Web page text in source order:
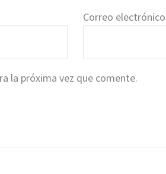
Correo electrónico
la próxima vez que comente.